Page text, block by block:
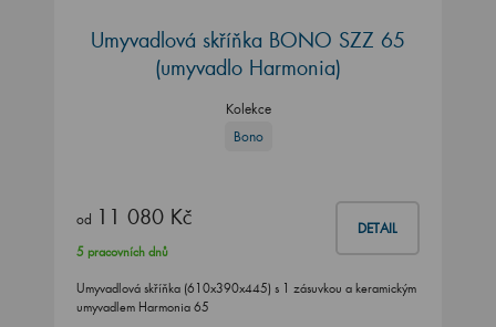
Umyvadlová skříňka BONO SZZ 65
(umyvadlo Harmonia)
Kolekce
Bono
od 11 080 Kč DETAIL
5 pracovních dnů
Umyvadlová skříňka (610x390x445) s 1 zásuvkou a keramickým
umyvadlem Harmonia 65